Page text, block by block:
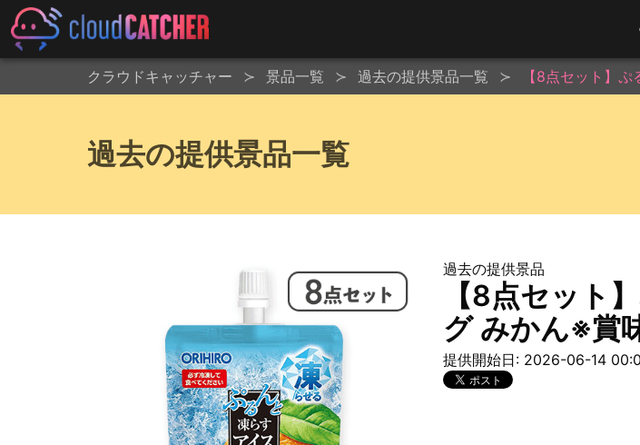
クラウドキャッチャー 景品一覧 過去の提供景品一覧 【8点セット】
過去の提供景品一覧
過去の提供景品
【8点セット
グ みかん※賞
提供開始日: 2026-06-14